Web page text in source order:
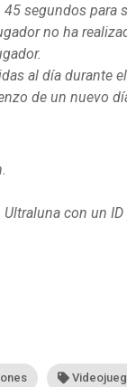
segundos
no ha
al día durante
de un nuevo
Ultraluna con un